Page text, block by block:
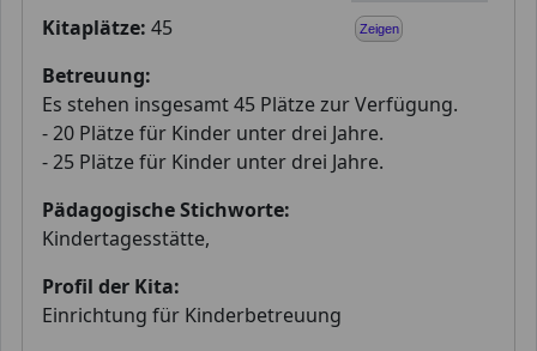
Zeigen
Kitaplätze: 45
Betreuung:
Es stehen insgesamt 45 Plätze zur Verfügung.
- 20 Plätze für Kinder unter drei Jahre.
- 25 Plätze für Kinder unter drei Jahre.
Pädagogische Stichworte:
Kindertagesstätte,
Profil der Kita:
Einrichtung für Kinderbetreuung